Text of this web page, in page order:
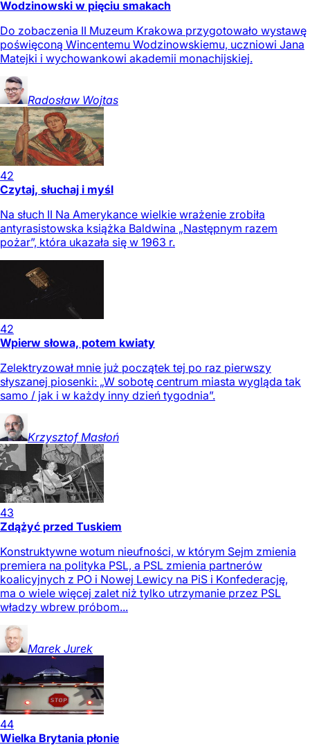
Wodzinowski w pięciu smakach
Do zobaczenia II Muzeum Krakowa przygotowało wystawę
poświęconą Wincentemu Wodzinowskiemu, uczniowi Jana
Matejki i wychowankowi akademii monachijskiej.
Radosław Wojtas
42
Czytaj, słuchaj i myśl
Na słuch II Na Amerykance wielkie wrażenie zrobiła
antyrasistowska książka Baldwina „Następnym razem
pożar”, która ukazała się w 1963 r.
42
Wpierw słowa, potem kwiaty
Zelektryzował mnie już początek tej po raz pierwszy
słyszanej piosenki: „W sobotę centrum miasta wygląda tak
samo / jak i w każdy inny dzień tygodnia”.
Krzysztof Masłoń
43
Zdążyć przed Tuskiem
Konstruktywne wotum nieufności, w którym Sejm zmienia
premiera na polityka PSL, a PSL zmienia partnerów
koalicyjnych z PO i Nowej Lewicy na PiS i Konfederację,
ma o wiele więcej zalet niż tylko utrzymanie przez PSL
władzy wbrew próbom...
Marek Jurek
44
Wielka Brytania płonie